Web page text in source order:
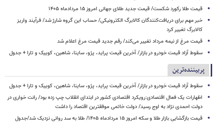
قیمت طلا رکورد شکست/ قیمت جدید طلای جهانی امروز ۱۵ مردادماه ۱۴۰۵
خبر مهم برای دریافت‌کنندگان کالابرگ الکترونیکی/ حساب این گروه شارژ شد/ فرآیند واریز
کالابرگ تغییر کرد
قیمت مرغ از نیمه مرداد تغییر می‌کند/ رقم جدید قیمت مرغ اعلام شد
سقوط آزاد قیمت خودرو در بازار/ آخرین قیمت پراید، پژو، ساینا، شاهین، کوییک و تارا + جدول
پربیننده‌ترین
سقوط آزاد قیمت خودرو در بازار/ آخرین قیمت پراید، پژو، ساینا، شاهین، کوییک و تارا + جدول
اظهارات یک فعال اقتصادی:رویکرد اقتصادی کشور در ابتدای انقلاب چپ زده بود/ رانت خواری در
دولت احمدی نژاد به اوج رسید/ دولت خاتمی موفقترین اقتصاد را داشت
قیمت بازگشایی بازار طلا و سکه امروز ۱۵ مردادماه ۱۴۰۵/ طلا به سد روانی نزدیک شد/جدول